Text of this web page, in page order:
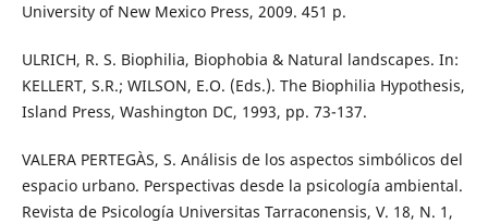
University of New Mexico Press, 2009. 451 p.
ULRICH, R. S. Biophilia, Biophobia & Natural landscapes. In:
KELLERT, S.R.; WILSON, E.O. (Eds.). The Biophilia Hypothesis,
Island Press, Washington DC, 1993, pp. 73-137.
VALERA PERTEGÀS, S. Análisis de los aspectos simbólicos del
espacio urbano. Perspectivas desde la psicología ambiental.
Revista de Psicología Universitas Tarraconensis, V. 18, N. 1,